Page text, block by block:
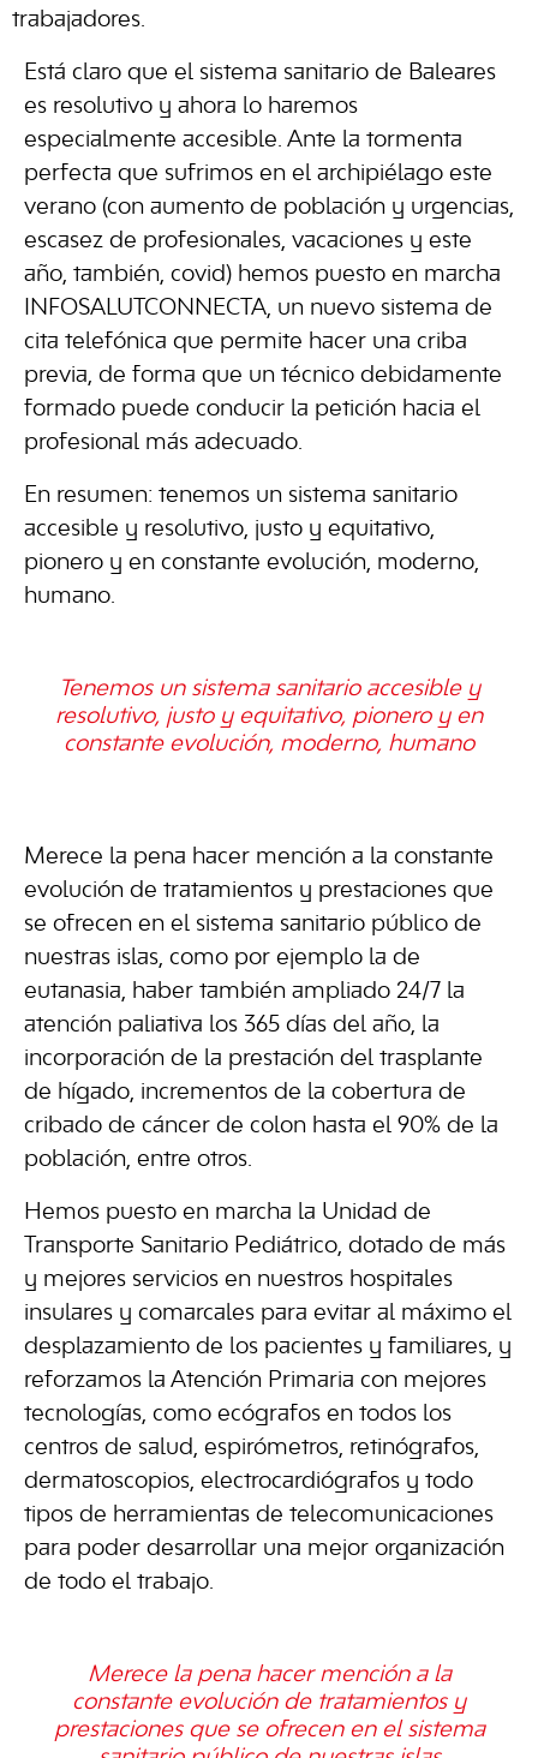
trabajadores.
Está claro que el sistema sanitario de Baleares
es resolutivo y ahora lo haremos
especialmente accesible. Ante la tormenta
perfecta que sufrimos en el archipiélago este
verano (con aumento de población y urgencias,
escasez de profesionales, vacaciones y este
año, también, covid) hemos puesto en marcha
INFOSALUTCONNECTA, un nuevo sistema de
cita telefónica que permite hacer una criba
previa, de forma que un técnico debidamente
formado puede conducir la petición hacia el
profesional más adecuado.
En resumen: tenemos un sistema sanitario
accesible y resolutivo, justo y equitativo,
pionero y en constante evolución, moderno,
humano.
Tenemos un sistema sanitario accesible y
resolutivo, justo y equitativo, pionero y en
constante evolución, moderno, humano
Merece la pena hacer mención a la constante
evolución de tratamientos y prestaciones que
se ofrecen en el sistema sanitario público de
nuestras islas, como por ejemplo la de
eutanasia, haber también ampliado 24/7 la
atención paliativa los 365 días del año, la
incorporación de la prestación del trasplante
de hígado, incrementos de la cobertura de
cribado de cáncer de colon hasta el 90% de la
población, entre otros.
Hemos puesto en marcha la Unidad de
Transporte Sanitario Pediátrico, dotado de más
y mejores servicios en nuestros hospitales
insulares y comarcales para evitar al máximo el
desplazamiento de los pacientes y familiares, y
reforzamos la Atención Primaria con mejores
tecnologías, como ecógrafos en todos los
centros de salud, espirómetros, retinógrafos,
dermatoscopios, electrocardiógrafos y todo
tipos de herramientas de telecomunicaciones
para poder desarrollar una mejor organización
de todo el trabajo.
Merece la pena hacer mención a la
constante evolución de tratamientos y
prestaciones que se ofrecen en el sistema